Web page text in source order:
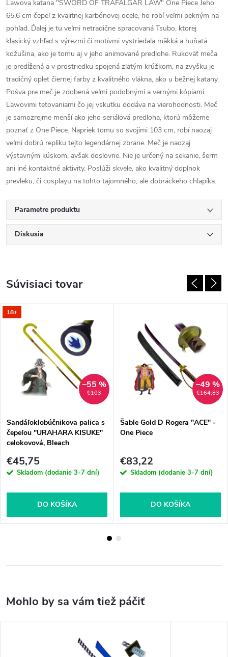
Lawova katana "SWORD OF TRAFALGAR LAW" One Piece Jeho
65,6 cm čepeľ z kvalitnej karbónovej ocele, ho robí veľmi pekným na
pohľad. Ďalej je tu veľmi netradične spracovaná Tsubo, ktorej
klasický vzhľad s výrezmi či motívmi vystriedala mäkká a huňatá
kožušina, ako je tomu aj v jeho animované predlohe. Rukoväť meča
je predĺžená a v prostriedku spojená zlatým krúžkom, na zvyšku je
tradičný oplet čiernej farby z kvalitného vlákna, ako u bežnej katany.
Pošva pre meč je zdobená veľmi podobnými a vernými kópiami
Lawovimi tetovaniami čo jej vskutku dodáva na vierohodnosti. Meč
je samozrejme menší ako jeho seriálová predloha, ktorú môžeme
poznať z One Piece. Napriek tomu so svojimi 103 cm, robí naozaj
veľmi dobrú repliku tejto legendárnej zbrane. Meč je naozaj
výstavným kúskom, avšak doslovne. Nie je určený na sekanie, šerm
ani iné kontaktné aktivity. Poslúži skvele, ako kvalitný doplnok
prevleku, či cosplayu na tohto tajomného, ​​ale dobráckeho chlapíka.
Parametre produktu
Diskusia
Súvisiaci tovar
18+
€103
–55 %
Sandáľoklobúčnikova palica s
čepeľou "URAHARA KISUKE"
celokovová, Bleach
€45,75
Skladom (dodanie 3-7 dní)
DO KOŠÍKA
€164,83
–49 %
Šable Gold D Rogera "ACE" -
One Piece
€83,22
Skladom (dodanie 3-7 dní)
DO KOŠÍKA